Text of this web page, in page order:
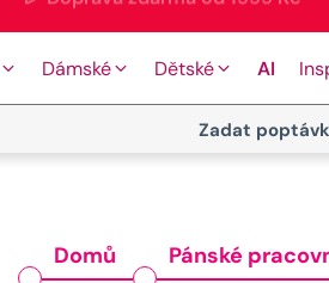
🎉 Doprava zdarma od 1999 Kč
Dámské Dětské AI
Zadat
Domů Pánské